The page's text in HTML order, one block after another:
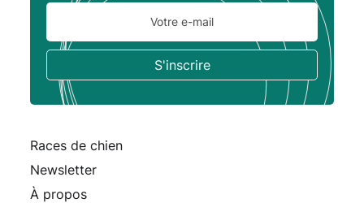
Races de chien
Newsletter
À propos